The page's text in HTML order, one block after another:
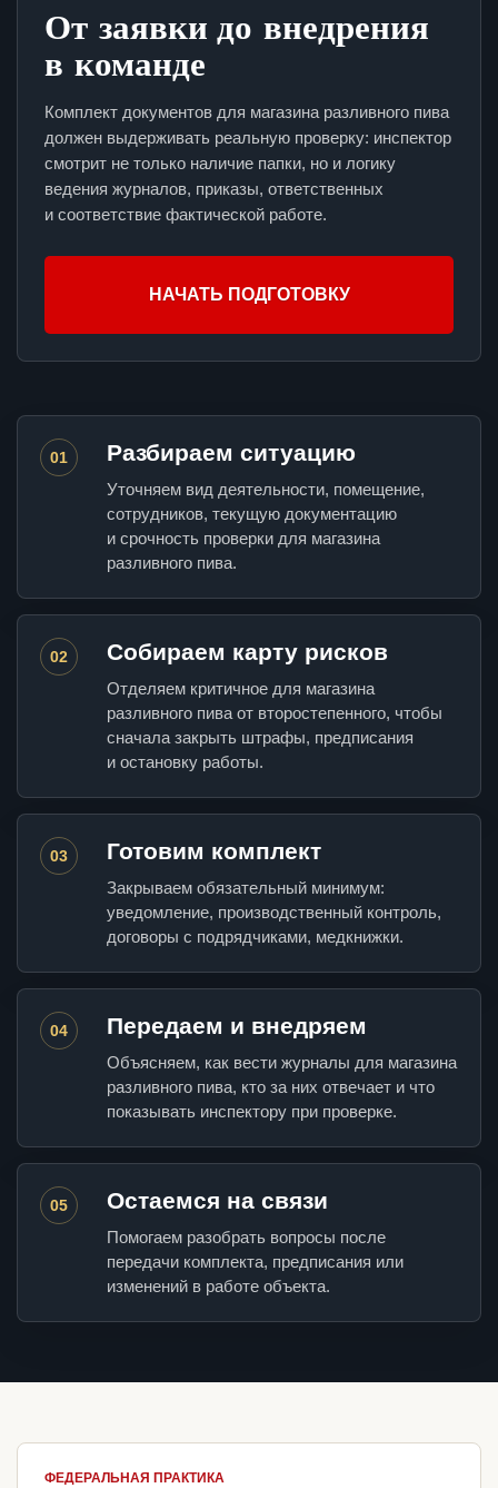
От заявки до внедрения
в команде
Комплект документов для магазина разливного пива
должен выдерживать реальную проверку: инспектор
смотрит не только наличие папки, но и логику
ведения журналов, приказы, ответственных
и соответствие фактической работе.
НАЧАТЬ ПОДГОТОВКУ
01 Разбираем ситуацию
Уточняем вид деятельности, помещение,
сотрудников, текущую документацию
и срочность проверки для магазина
разливного пива.
02 Собираем карту рисков
Отделяем критичное для магазина
разливного пива от второстепенного, чтобы
сначала закрыть штрафы, предписания
и остановку работы.
03 Готовим комплект
Закрываем обязательный минимум:
уведомление, производственный контроль,
договоры с подрядчиками, медкнижки.
04 Передаем и внедряем
Объясняем, как вести журналы для магазина
разливного пива, кто за них отвечает и что
показывать инспектору при проверке.
05 Остаемся на связи
Помогаем разобрать вопросы после
передачи комплекта, предписания или
изменений в работе объекта.
ФЕДЕРАЛЬНАЯ ПРАКТИКА